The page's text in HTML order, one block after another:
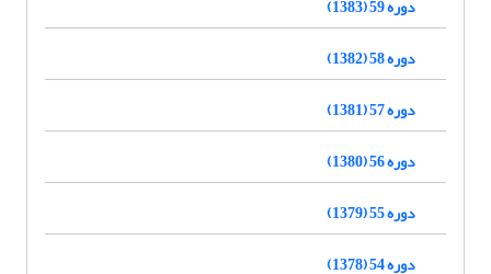
دوره 59 (1383)
دوره 58 (1382)
دوره 57 (1381)
دوره 56 (1380)
دوره 55 (1379)
دوره 54 (1378)